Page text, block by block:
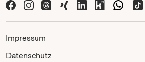
Impressum
Datenschutz